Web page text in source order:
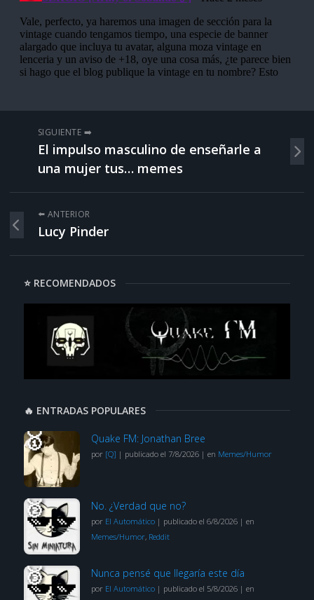
SIGUIENTE ➡️
El impulso masculino de enseñarle a
una mujer tus… memes
⬅️ ANTERIOR
Lucy Pinder
⭐ RECOMENDADOS
🔥 ENTRADAS POPULARES
Quake FM: Jonathan Bree
por [Q] | publicado el 7/8/2026| en Memes/Humor
No. ¿Verdad que no?
por El Automático| publicado el 6/8/2026| en
Memes/Humor, Reddit
Nunca pensé que llegaría este día
por El Automático| publicado el 5/8/2026| en